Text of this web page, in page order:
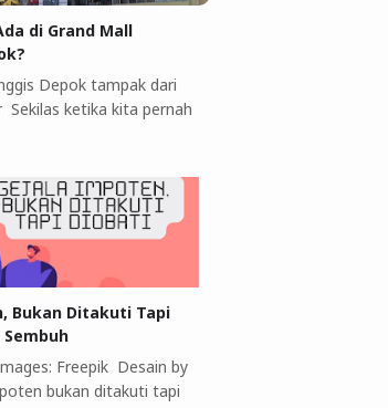
di Grand Mall
Depok tampak dari
Sekilas ketika kita pernah
Bukan Ditakuti Tapi
Freepik Desain by
bukan ditakuti tapi